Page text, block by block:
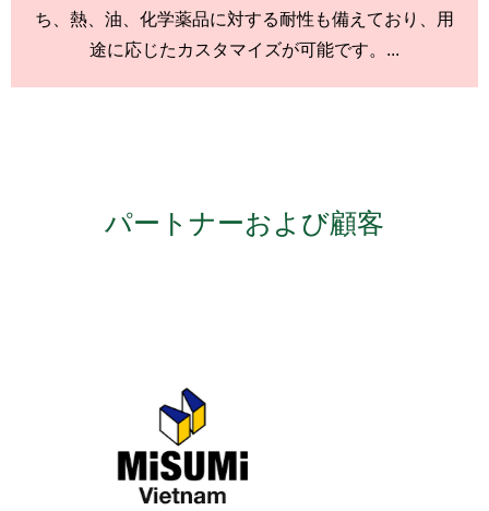
ち、熱、油、化学薬品に対する耐性も備えており、用
途に応じたカスタマイズが可能です。...
パートナーおよび顧客